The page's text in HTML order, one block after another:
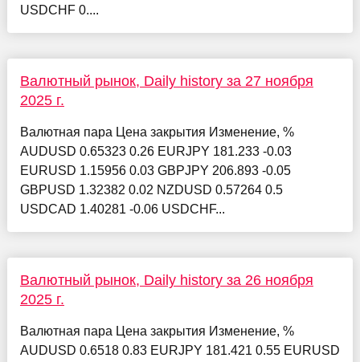
USDCHF 0....
Валютный рынок, Daily history за 27 ноября
2025 г.
Валютная пара Цена закрытия Изменение, %
AUDUSD 0.65323 0.26 EURJPY 181.233 -0.03
EURUSD 1.15956 0.03 GBPJPY 206.893 -0.05
GBPUSD 1.32382 0.02 NZDUSD 0.57264 0.5
USDCAD 1.40281 -0.06 USDCHF...
Валютный рынок, Daily history за 26 ноября
2025 г.
Валютная пара Цена закрытия Изменение, %
AUDUSD 0.6518 0.83 EURJPY 181.421 0.55 EURUSD